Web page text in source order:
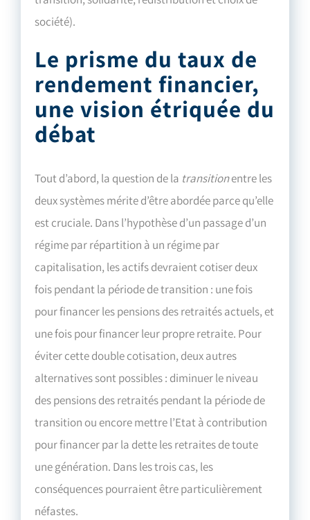
société).
Le prisme du taux de
rendement financier,
une vision étriquée du
débat
Tout d’abord, la question de la transitionentre les
deux systèmes mérite d’être abordée parce qu’elle
est cruciale. Dans l’hypothèse d’un passage d’un
régime par répartition à un régime par
capitalisation, les actifs devraient cotiser deux
fois pendant la période de transition : une fois
pour financer les pensions des retraités actuels, et
une fois pour financer leur propre retraite. Pour
éviter cette double cotisation, deux autres
alternatives sont possibles : diminuer le niveau
des pensions des retraités pendant la période de
transition ou encore mettre l’Etat à contribution
pour financer par la dette les retraites de toute
une génération. Dans les trois cas, les
conséquences pourraient être particulièrement
néfastes.